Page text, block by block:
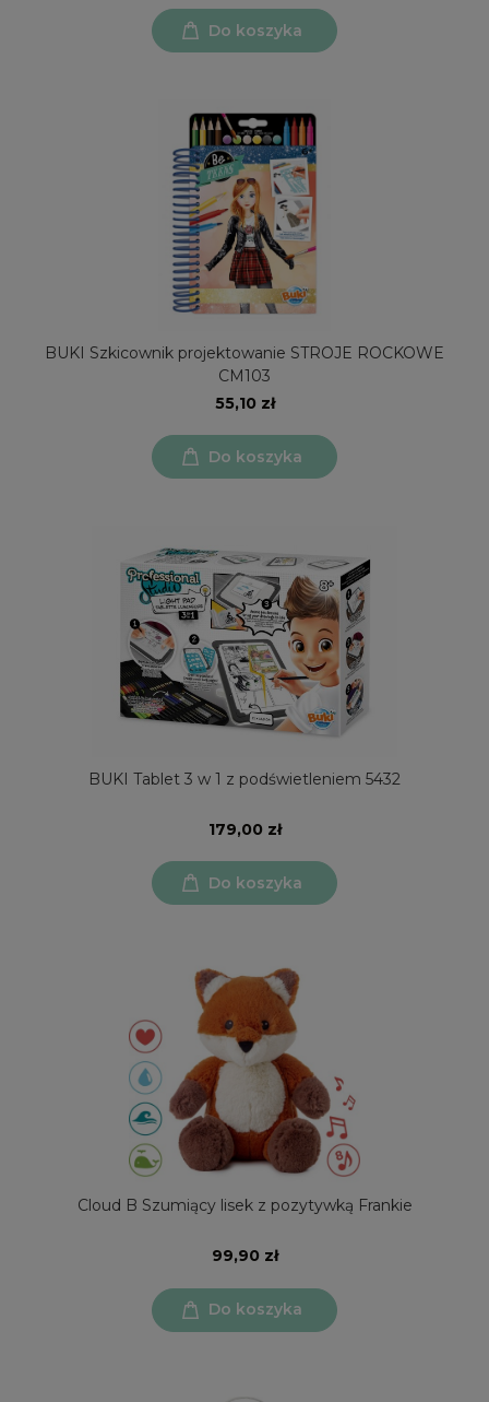
Do koszyka
BUKI Szkicownik projektowanie STROJE ROCKOWE
CM103
55,10 zł
Do koszyka
BUKI Tablet 3 w 1 z podświetleniem 5432
179,00 zł
Do koszyka
Cloud B Szumiący lisek z pozytywką Frankie
99,90 zł
Do koszyka